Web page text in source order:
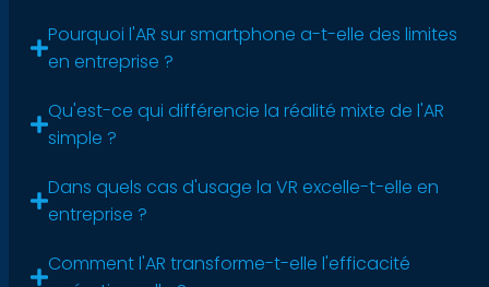
Pourquoi l'AR sur smartphone a-t-elle des limites
en entreprise ?
Qu'est-ce qui différencie la réalité mixte de l'AR
simple ?
Dans quels cas d'usage la VR excelle-t-elle en
entreprise ?
Comment l'AR transforme-t-elle l'efficacité